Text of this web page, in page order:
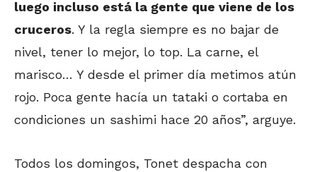
luego incluso está la gente que viene de los
cruceros. Y la regla siempre es no bajar de
nivel, tener lo mejor, lo top. La carne, el
marisco… Y desde el primer día metimos atún
rojo. Poca gente hacía un tataki o cortaba en
condiciones un sashimi hace 20 años”, arguye.
Todos los domingos, Tonet despacha con